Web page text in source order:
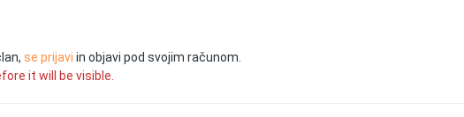
se prijavi in objavi pod svojim računom.
it will be visible.